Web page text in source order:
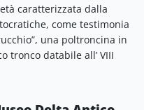
caratterizzata dalla
come testimonia
una poltroncina in
tronco databile all’ VIII